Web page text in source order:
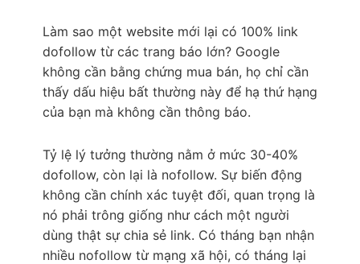
Làm sao một website mới lại có 100% link
dofollow từ các trang báo lớn? Google
không cần bằng chứng mua bán, họ chỉ cần
thấy dấu hiệu bất thường này để hạ thứ hạng
của bạn mà không cần thông báo.
Tỷ lệ lý tưởng thường nằm ở mức 30-40%
dofollow, còn lại là nofollow. Sự biến động
không cần chính xác tuyệt đối, quan trọng là
nó phải trông giống như cách một người
dùng thật sự chia sẻ link. Có tháng bạn nhận
nhiều nofollow từ mạng xã hội, có tháng lại